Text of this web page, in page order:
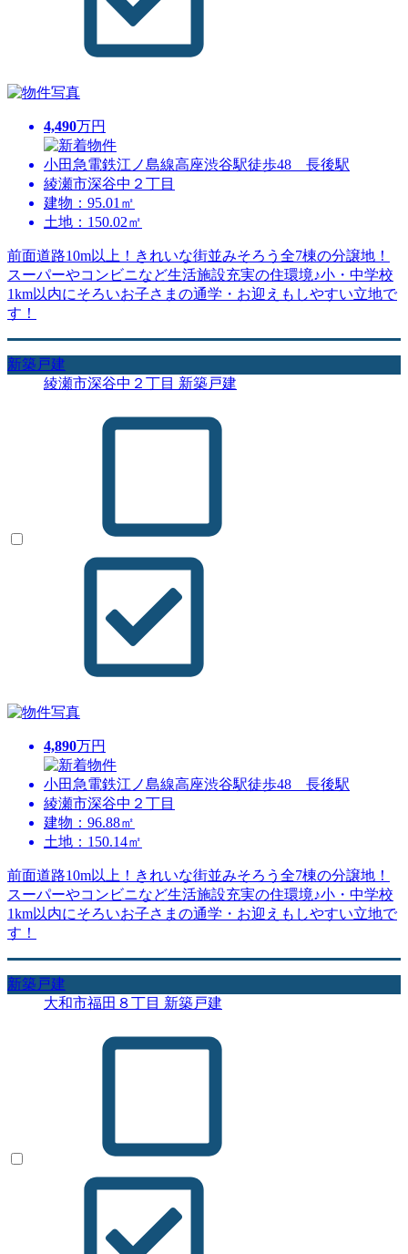
4,490万円
小田急電鉄江ノ島線高座渋谷駅徒歩48 長後駅
綾瀬市深谷中２丁目
建物：95.01㎡
土地：150.02㎡
前面道路10m以上！きれいな街並みそろう全7棟の分譲地！
スーパーやコンビニなど生活施設充実の住環境♪小・中学校
1km以内にそろいお子さまの通学・お迎えもしやすい立地で
す！
新築戸建
綾瀬市深谷中２丁目 新築戸建
4,890万円
小田急電鉄江ノ島線高座渋谷駅徒歩48 長後駅
綾瀬市深谷中２丁目
建物：96.88㎡
土地：150.14㎡
前面道路10m以上！きれいな街並みそろう全7棟の分譲地！
スーパーやコンビニなど生活施設充実の住環境♪小・中学校
1km以内にそろいお子さまの通学・お迎えもしやすい立地で
す！
新築戸建
大和市福田８丁目 新築戸建